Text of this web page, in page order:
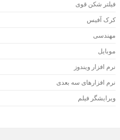
شکن قوی
آفیس
افزار ویندوز
افزارهای سه بعدی
فیلم